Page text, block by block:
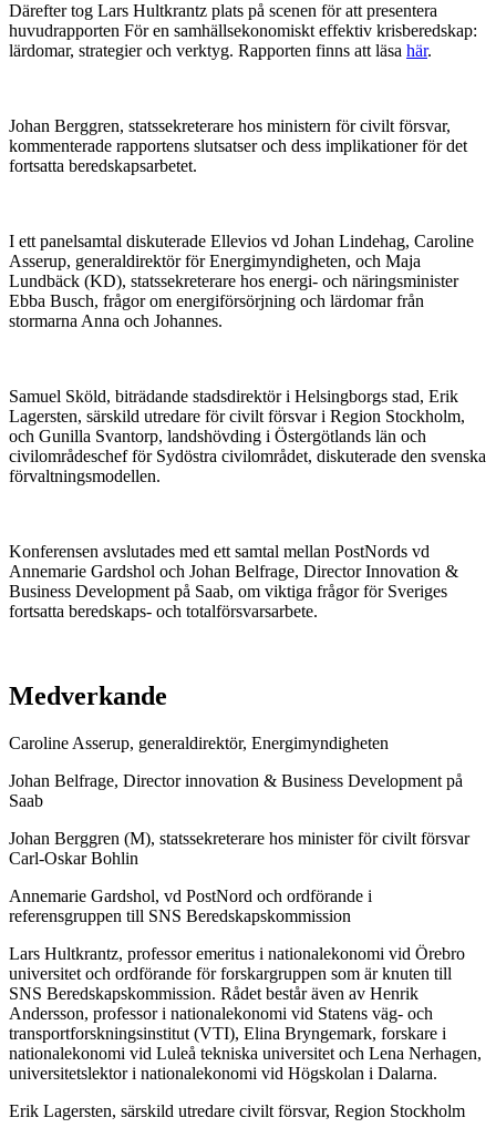
Därefter tog Lars Hultkrantz plats på scenen för att presentera
huvudrapporten För en samhällsekonomiskt effektiv krisberedskap:
lärdomar, strategier och verktyg. Rapporten finns att läsa här.
Johan Berggren, statssekreterare hos ministern för civilt försvar,
kommenterade rapportens slutsatser och dess implikationer för det
fortsatta beredskapsarbetet.
I ett panelsamtal diskuterade Ellevios vd Johan Lindehag, Caroline
Asserup, generaldirektör för Energimyndigheten, och Maja
Lundbäck (KD), statssekreterare hos energi- och näringsminister
Ebba Busch, frågor om energiförsörjning och lärdomar från
stormarna Anna och Johannes.
Samuel Sköld, biträdande stadsdirektör i Helsingborgs stad, Erik
Lagersten, särskild utredare för civilt försvar i Region Stockholm,
och Gunilla Svantorp, landshövding i Östergötlands län och
civilområdeschef för Sydöstra civilområdet, diskuterade den svenska
förvaltningsmodellen.
Konferensen avslutades med ett samtal mellan PostNords vd
Annemarie Gardshol och Johan Belfrage, Director Innovation &
Business Development på Saab, om viktiga frågor för Sveriges
fortsatta beredskaps- och totalförsvarsarbete.
Medverkande
Caroline Asserup, generaldirektör, Energimyndigheten
Johan Belfrage, Director innovation & Business Development på
Saab
Johan Berggren (M), statssekreterare hos minister för civilt försvar
Carl-Oskar Bohlin
Annemarie Gardshol, vd PostNord och ordförande i
referensgruppen till SNS Beredskapskommission
Lars Hultkrantz, professor emeritus i nationalekonomi vid Örebro
universitet och ordförande för forskargruppen som är knuten till
SNS Beredskapskommission. Rådet består även av Henrik
Andersson, professor i nationalekonomi vid Statens väg- och
transportforskningsinstitut (VTI), Elina Bryngemark, forskare i
nationalekonomi vid Luleå tekniska universitet och Lena Nerhagen,
universitetslektor i nationalekonomi vid Högskolan i Dalarna.
Erik Lagersten, särskild utredare civilt försvar, Region Stockholm